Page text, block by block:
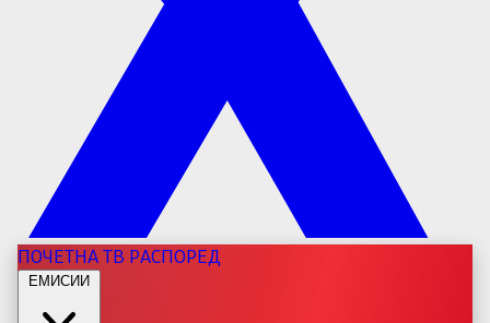
ПОЧЕТНАТВ РАСПОРЕД
ЕМИСИИ